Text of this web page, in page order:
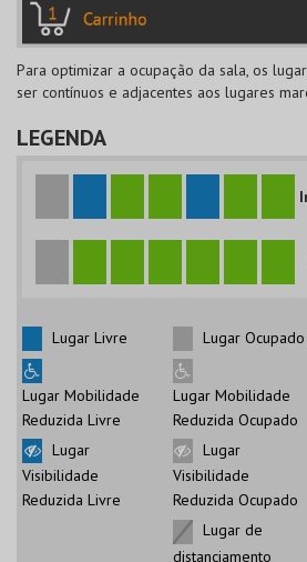
Para optimizar a ocupação da sala, os
ser contínuos e adjacentes aos lugares
LEGENDA
Lugar Livre
Lugar Mobilidade
Reduzida Livre
Lugar
Visibilidade
Reduzida Livre
Lugar Ocupado
Lugar Mobilidade
Reduzida Ocupado
Lugar
Visibilidade
Reduzida Ocupado
Lugar de
distanciamento